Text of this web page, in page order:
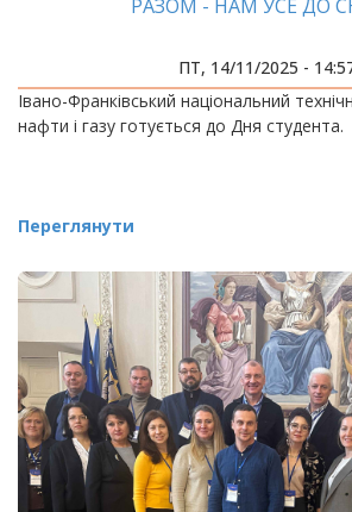
РАЗОМ - НАМ УСЕ ДО
ПТ, 14/11/2025 -
Івано-Франківський національний
нафти і газу готується до Дня студента.
Переглянути